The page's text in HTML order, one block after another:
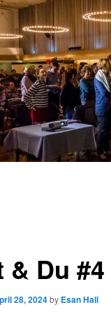
& Du
28, 2024by Esan Hall